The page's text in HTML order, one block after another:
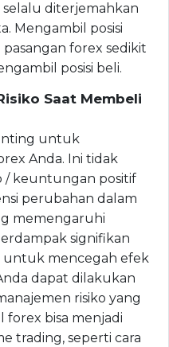
diterjemahkan
Mengambil posisi
forex sedikit
posisi beli.
Saat Membeli
untuk
Anda. Ini tidak
/ keuntungan positif
perubahan dalam
memengaruhi
signifikan
untuk mencegah efek
dapat dilakukan
risiko yang
bisa menjadi
trading, seperti cara